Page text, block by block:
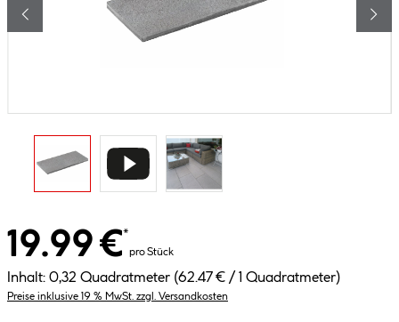
19.99 €*
pro Stück
Inhalt: 0,32 Quadratmeter (62.47 € / 1 Quadratmeter)
Preise inklusive 19 % MwSt. zzgl. Versandkosten